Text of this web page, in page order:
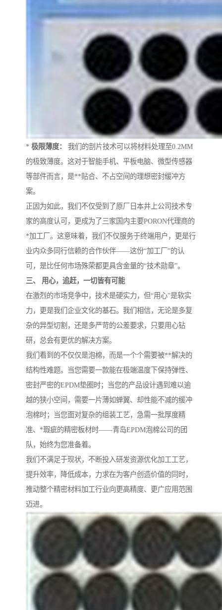
* 极限薄度：
我们的剖片技术可以将材料处理至0.2MM
的极致薄度。这对于智能手机、平板电脑、微型传感器
等部件而言，是**贴合、不占空间的理想密封缓冲方
案。
正因为如此，我们不仅受到了原厂日本井上公司技术专
家的高度认可，更成为了三家国内主要PORON代理商的
*加工厂。这意味着，我们不仅服务于终端用户，更是行
业内众多同行信赖的合作伙伴——这份“加工厂”的认
可，是比任何市场殊荣都更具含金量的“技术勋章”。
三、 用心，追赶，一切皆有可能
在激烈的市场竞争中，技术是硬实力，但“用心”是软实
力，更是我们企业文化的基石。我们相信，无论是多复
杂的异型切割，还是多严苛的公差要求，只要用心钻
研，总会有更优的解决方案。
我们看到的不仅仅是泡棉，而是一个个需要被**解决的
结构性难题。当您需要一款能在极端温度下保持弹性、
密封严密的EPDM垫圈时；当您的产品设计遇到难以逾
越的狭小空间，需要一片薄如蝉翼、却性能不减的缓冲
泡棉时；当您面对复杂的组装工艺，急需一批厚度精
准、*瑕疵的精密板材时——青岛EPDM泡棉公司的团
队，始终为您准备着。
我们不满足于现状，不断投入研发资源优化加工工艺，
提升效率，降低成本，力求在为客户创造价值的同时，
推动整个精密材料加工行业向更高精度、更广应用范围
迈进。